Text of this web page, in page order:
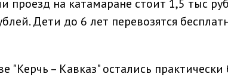
проезд на катамаране стоит 1,5 тыс
Дети до 6 лет перевозятся
– Кавказ" остались